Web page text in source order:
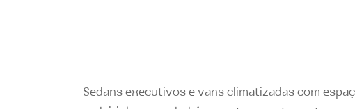
Sedans executivos e vans climatizadas com